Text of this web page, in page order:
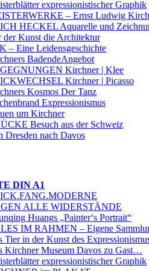
expressionistischer Graphik
– Ernst Ludwig
HECKEL Aquarelle und
der Kunst die Architektur
– Eine Leidensgeschichte
BadendeAngebot
Kirchner | Klee
Kirchner | Picasso
Kosmos Der Tanz
Expressionismus
um Kirchner
Besuch aus der Schweiz
Dresden nach Davos
DIN A1
ALLE WIDERSTÄNDE
Huangs „Painter‘s Portrait“
IM RAHMEN – Eigene
Tier in der Kunst des
Kirchner Museum Davos zu Gast…
expressionistischer Graphik